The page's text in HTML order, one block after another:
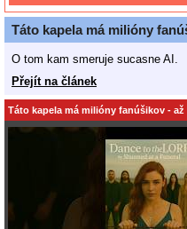
Táto kapela má milióny
O tom kam smeruje sucasne AI.
Přejít na článek
Táto kapela má milióny fanúšikov -